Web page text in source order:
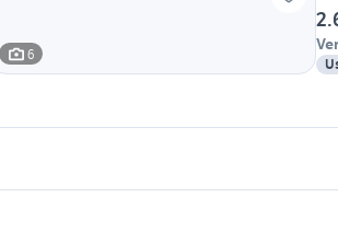
6